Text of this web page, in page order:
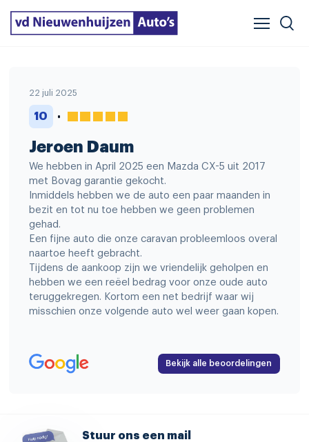
Leasing
22 juli 2025
10
Jeroen Daum
We hebben in April 2025 een Mazda CX-5 uit 2017
met Bovag garantie gekocht.
Inmiddels hebben we de auto een paar maanden in
bezit en tot nu toe hebben we geen problemen
gehad.
Een fijne auto die onze caravan probleemloos overal
naartoe heeft gebracht.
Tijdens de aankoop zijn we vriendelijk geholpen en
hebben we een reëel bedrag voor onze oude auto
teruggekregen. Kortom een net bedrijf waar wij
misschien onze volgende auto wel weer gaan kopen.
Bekijk alle beoordelingen
Stuur ons een mail